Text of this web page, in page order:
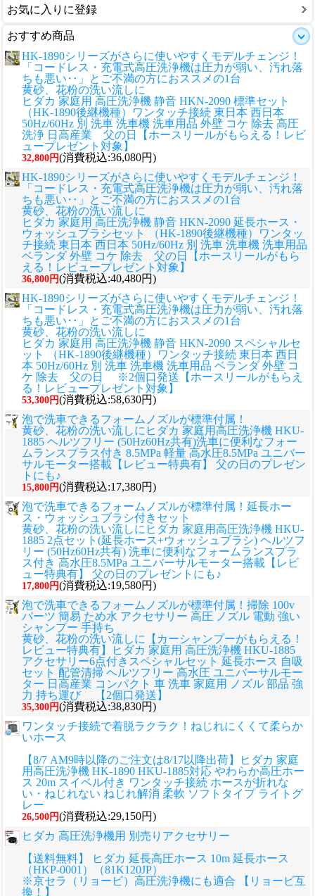
お気に入りに登録
おすすめ商品
HK-1890シリーズがさらに使いやすくモデルチェンジ！
「コードレス・充電式高圧洗浄機は圧力が弱い、汚れ落
ちも悪い‥」とご不満の方におススメの1台
黄砂、花粉の洗い流しに
ヒダカ 家庭用 高圧洗浄機 静音 HKN-2090 標準セット
（HK-1890後継機種）ワンタッチ接続 東日本 西日本
50Hz/60Hz 別 洗車 洗車機 洗車用品 外壁 コケ 除去 高圧
洗浄 日高産業 父の日【ホースリールがもらえる！レビ
ュープレゼント対象】
32,800円(消費税込:36,080円)
HK-1890シリーズがさらに使いやすくモデルチェンジ！
「コードレス・充電式高圧洗浄機は圧力が弱い、汚れ落
ちも悪い‥」とご不満の方におススメの1台
黄砂、花粉の洗い流しに
ヒダカ 家庭用 高圧洗浄機 静音 HKN-2090 延長ホース・
ウォッシュブラシセット （HK-1890後継機種）ワンタッ
チ接続 東日本 西日本 50Hz/60Hz 別 洗車 洗車機 洗車用品
ベランダ 外壁 コケ 除去 父の日【ホースリールがもら
える！レビュープレゼント対象】
36,800円(消費税込:40,480円)
HK-1890シリーズがさらに使いやすくモデルチェンジ！
「コードレス・充電式高圧洗浄機は圧力が弱い、汚れ落
ちも悪い‥」とご不満の方におススメの1台
黄砂、花粉の洗い流しに
ヒダカ 家庭用 高圧洗浄機 静音 HKN-2090 スペシャルセ
ット （HK-1890後継機種）ワンタッチ接続 東日本 西日
本 50Hz/60Hz 別 洗車 洗車機 洗車用品 ベランダ 外壁 コ
ケ 除去 父の日 ※2個口発送【ホースリールがもらえ
る！レビュープレゼント対象】
53,300円(消費税込:58,630円)
泡で洗車できるフォームノズルが標準付属！
黄砂、花粉の洗い流しに ヒダカ 家庭用高圧洗浄機 HKU-
1885 ヘルツフリー (50Hz60Hz共有)洗車に便利なフォー
ムランスプラス付き 8.5MPa 軽量 高水圧8.5MPa ユニバー
サルモーター搭載【レビュー特典有】 父の日のプレゼン
トにも♪
15,800円(消費税込:17,380円)
泡で洗車できるフォームノズルが標準付属！延長ホー
ス・ウォッシュブラシ付きセット
黄砂、花粉の洗い流しに ヒダカ 家庭用高圧洗浄機 HKU-
1885 2点セット(延長ホース+ウォッシュブラシ) ヘルツフ
リー (50Hz60Hz共有) 洗車に便利なフォームランスプラ
ス付き 高水圧8.5MPa ユニバーサルモーター搭載【レビ
ュー特典有】 父の日のプレゼントにも♪
17,800円(消費税込:19,580円)
泡で洗車できるフォームノズルが標準付属！掃除 100v
パーツ 簡易 ため水 アクセサリー 高圧 ノズル 電動 強い
シャンプー 手持ち
黄砂、花粉の洗い流しに 【カーシャンプーがもらえる！
レビュー特典有】ヒダカ 家庭用 高圧洗浄機 HKU-1885
アクセサリー6点付きスペシャルセット 延長ホース 自吸
セット 配管清掃 ヘルツフリー 高水圧 ユニバーサルモー
ター 日高産業 コンパクト 車 洗車 家庭用 ノズル 部品 強
力 持ち運び 【2個口発送】
35,300円(消費税込:38,830円)
ワンタッチ接続で着脱ラクラク！ねじれにくくて柔らか
いホース
【8/7 AM9時以降のご注文は8/17以降出荷】ヒダカ 家庭
用高圧洗浄機 HK-1890 HKU-1885対応 やわらか高圧ホー
ス 20m スイベル付き ワンタッチ接続 ホースが折れな
い・ねじれない ねじれ解消 柔軟 ソフトタイプ ライトグ
レー
26,500円(消費税込:29,150円)
ヒダカ 高圧洗浄機用 別売りアクセサリー
【送料無料】 ヒダカ 延長高圧ホース 10m 延長ホース
（HKP-0001）（81K120JP）
※京セラ（リョービ）高圧洗浄機にも適合 【リョービ互
換！】